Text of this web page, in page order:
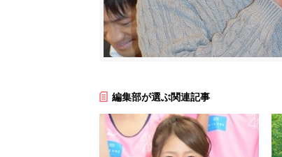
編集部が選ぶ関連記事